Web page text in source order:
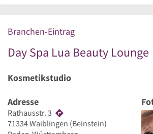
Branchen-Eintrag
Day Spa Lua Beauty Lounge
Kosmetikstudio
Adresse
Rathausstr. 3
71334Waiblingen (Beinstein)